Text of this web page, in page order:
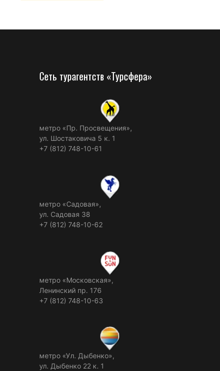
Сеть турагентств «Турсфера»
метро «Пр. Просвещения»,
ул. Шостаковича 5 к. 1
+7 (812) 748-10-61
метро «Садовая»,
ул. Садовая 38
+7 (812) 748-10-62
метро «Московская»,
Ленинский пр. 176
+7 (812) 748-10-63
метро «Ул. Дыбенко»,
ул. Дыбенко 22 к. 1